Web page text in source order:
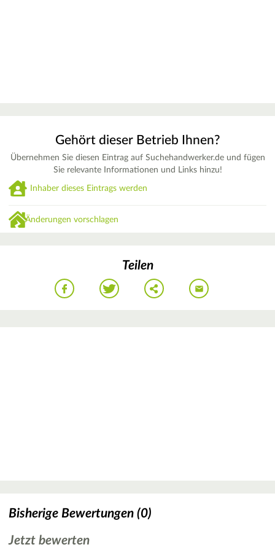
Gehört dieser Betrieb Ihnen?
Übernehmen Sie diesen Eintrag auf Suchehandwerker.de und fügen
Sie relevante Informationen und Links hinzu!
Inhaber dieses Eintrags werden
Änderungen vorschlagen
Teilen
Bisherige Bewertungen (0)
Jetzt bewerten